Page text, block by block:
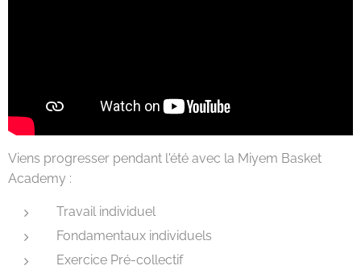
Viens progresser pendant l'été avec la Miyem Basket
Academy :
Travail individuel
Fondamentaux individuels
Exercice Pré-collectif